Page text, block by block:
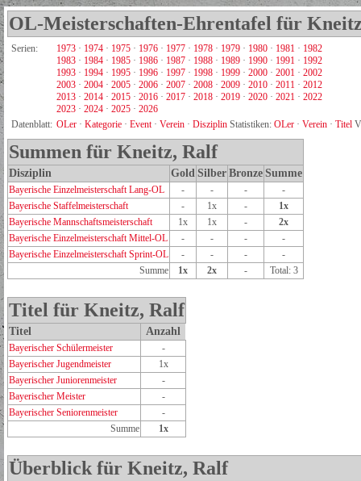
OL-Meisterschaften-Ehrentafel für
Serien: 1973 · 1974 · 1975 · 1976 · 1977 · 1978 · 1979 · 1980 · 1981 · 1982
1983 · 1984 · 1985 · 1986 · 1987 · 1988 · 1989 · 1990 · 1991 · 1992
1993 · 1994 · 1995 · 1996 · 1997 · 1998 · 1999 · 2000 · 2001 · 2002
2003 · 2004 · 2005 · 2006 · 2007 · 2008 · 2009 · 2010 · 2011 · 2012
2013 · 2014 · 2015 · 2016 · 2017 · 2018 · 2019 · 2020 · 2021 · 2022
2023 · 2024 · 2025 · 2026
Datenblatt: OLer · Kategorie · Event· Verein · Disziplin Statistiken: OLer · Verein · Titel
Summen für Kneitz, Ralf
Disziplin Gold Silber Bronze Summe
Bayerische Einzelmeisterschaft Lang-OL - - -
-
Bayerische Staffelmeisterschaft
- 1x -
1x
Bayerische Mannschaftsmeisterschaft
1x 1x -
2x
Bayerische Einzelmeisterschaft Mittel-OL
- - -
-
Bayerische Einzelmeisterschaft Sprint-OL
- - -
-
Summe
1x 2x - Total: 3
Titel für Kneitz, Ralf
Titel Anzahl
Bayerischer Schülermeister
-
Bayerischer Jugendmeister
1x
Bayerischer Juniorenmeister
-
Bayerischer Meister
-
Bayerischer Seniorenmeister
-
Summe
1x
Überblick für Kneitz, Ralf